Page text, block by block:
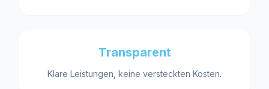
Transparent
Klare Leistungen, keine versteckten Kosten.